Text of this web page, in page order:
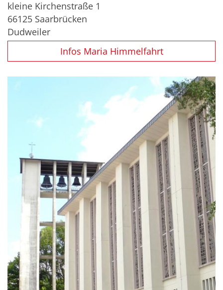
kleine Kirchenstraße 1
66125 Saarbrücken
Dudweiler
Infos Maria Himmelfahrt